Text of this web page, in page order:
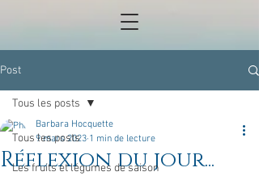
Post
Tous les posts
Les fruits et légumes de saison
Tous les posts
Réflexion du jour...
Barbara Hocquette
9 mars 2023 1 min de lecture